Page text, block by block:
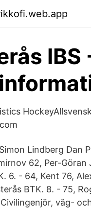
IBS
Lindberg Dan
62, Per-Göran
6. - 64, Kent 76,
BTK. 8. - 75,
väg-